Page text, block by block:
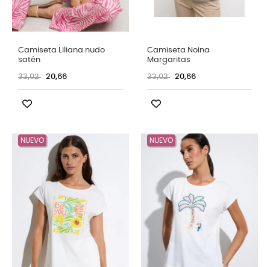
Camiseta Liliana nudo
satén
33,02 20,66
Camiseta Noina
Margaritas
33,02 20,66
NUEVO NUEVO